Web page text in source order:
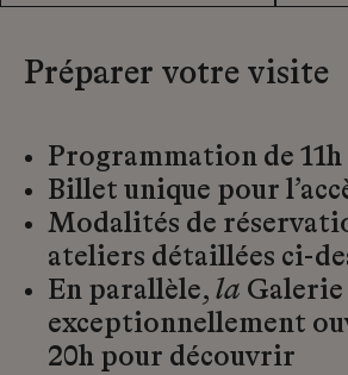
Préparer votre visite
Programmation de 11h
Billet unique pour
Modalités de
ateliers détaillées ci-
En parallèle, la Galerie
exceptionnellement
20h pour découvrir